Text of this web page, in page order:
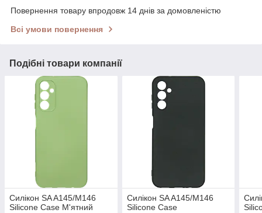
Повернення товару впродовж 14 днів за домовленістю
Всі умови повернення
Подібні товари компанії
Силікон SA A145/M146
Silicone Case М'ятний
Силікон SA A145/M146
Silicone Case